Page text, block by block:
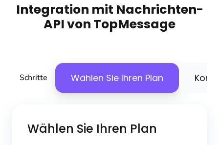
Integration mit Nachrichten-
API von TopMessage
Schritte Wählen Sie Ihren Plan
Wählen Sie Ihren Plan